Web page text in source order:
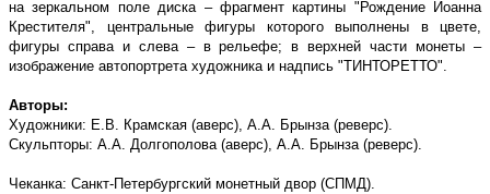
на зеркальном поле диска – фрагмент картины "Рождение Иоанна
Крестителя", центральные фигуры которого выполнены в цвете,
фигуры справа и слева – в рельефе; в верхней части монеты –
изображение автопортрета художника и надпись "ТИНТОРЕТТО".
Авторы:
Художники: Е.В. Крамская (аверс), А.А. Брынза (реверс).
Скульпторы: А.А. Долгополова (аверс), А.А. Брынза (реверс).
Чеканка: Санкт-Петербургский монетный двор (СПМД).